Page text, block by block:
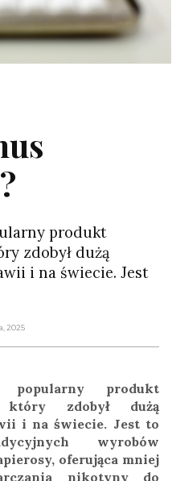
produkt
zdobył dużą
i na świecie. Jest
2025
produkt
który zdobył dużą
i na świecie. Jest to
wyrobów
oferująca mniej
nikotyny do